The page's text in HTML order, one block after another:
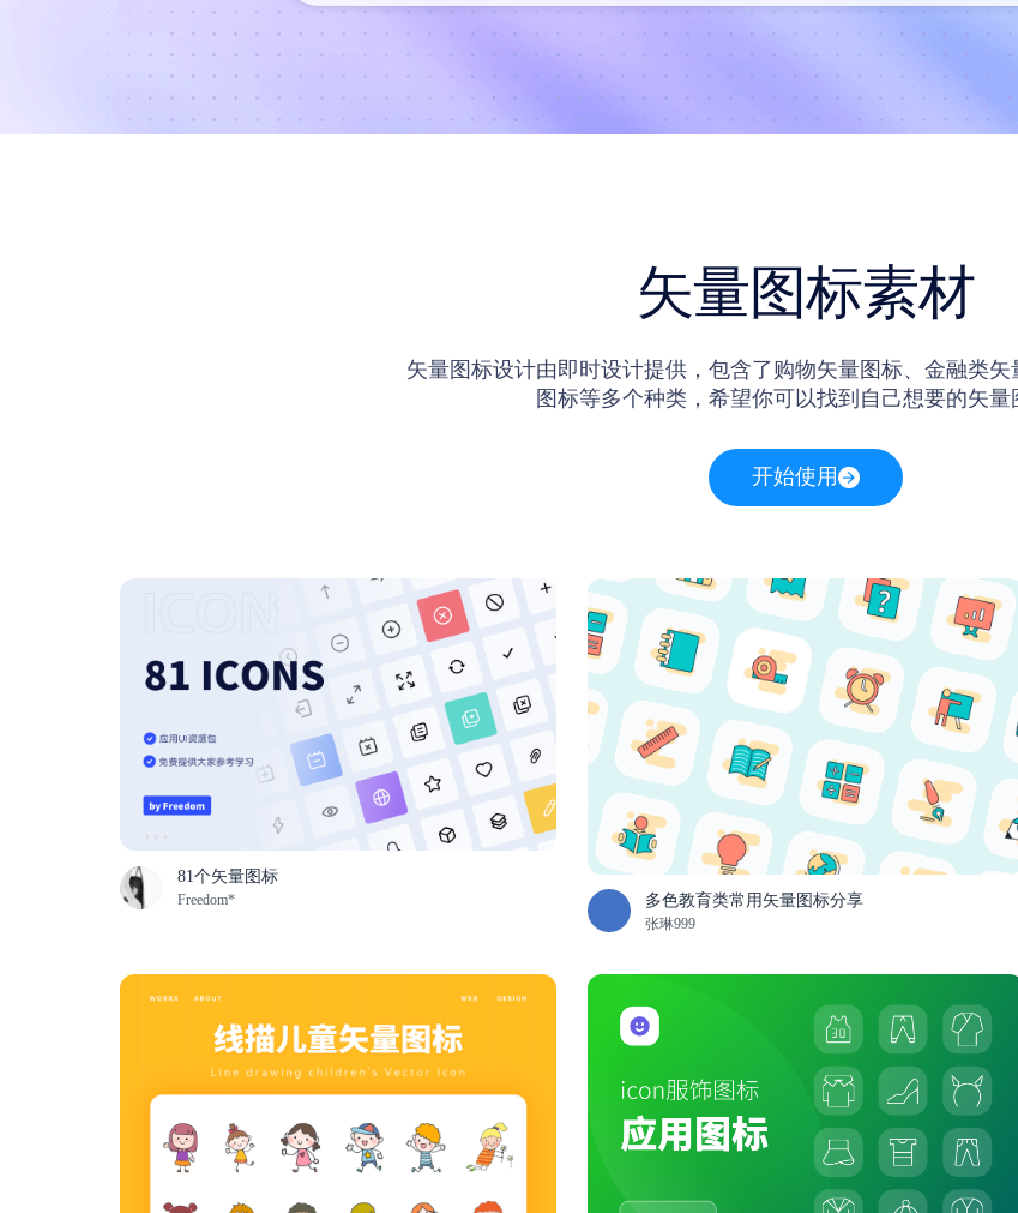
矢量图标素材
矢量图标设计由即时设计提供，包含了购物矢量图标、金融类
图标等多个种类，希望你可以找到自己想要的矢量
开始使用
81个矢量图标
Freedom* 多色教育类常用矢量图标分享
张琳999